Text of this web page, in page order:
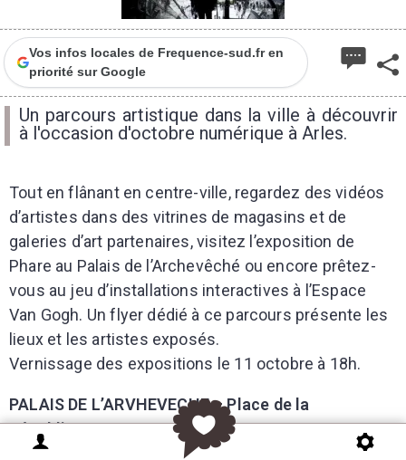
Vos infos locales de Frequence-sud.fr en
priorité sur Google
Un parcours artistique dans la ville à découvrir
à l'occasion d'octobre numérique à Arles.
Tout en flânant en centre-ville, regardez des vidéos
d’artistes dans des vitrines de magasins et de
galeries d’art partenaires, visitez l’exposition de
Phare au Palais de l’Archevêché ou encore prêtez-
vous au jeu d’installations interactives à l’Espace
Van Gogh. Un flyer dédié à ce parcours présente les
lieux et les artistes exposés.
Vernissage des expositions le 11 octobre à 18h.
PALAIS DE L’ARVHEVECHE – Place de la
République